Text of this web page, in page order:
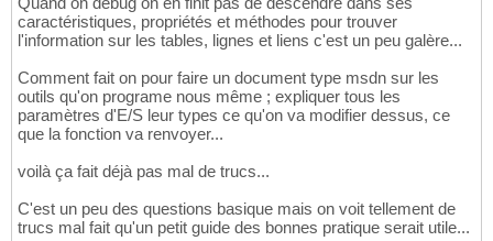
caractéristiques, propriétés et méthodes pour trouver
l'information sur les tables, lignes et liens c'est un peu galère...
Comment fait on pour faire un document type msdn sur les
outils qu'on programe nous même ; expliquer tous les
paramètres d'E/S leur types ce qu'on va modifier dessus, ce
que la fonction va renvoyer...
voilà ça fait déjà pas mal de trucs...
C'est un peu des questions basique mais on voit tellement de
trucs mal fait qu'un petit guide des bonnes pratique serait utile...